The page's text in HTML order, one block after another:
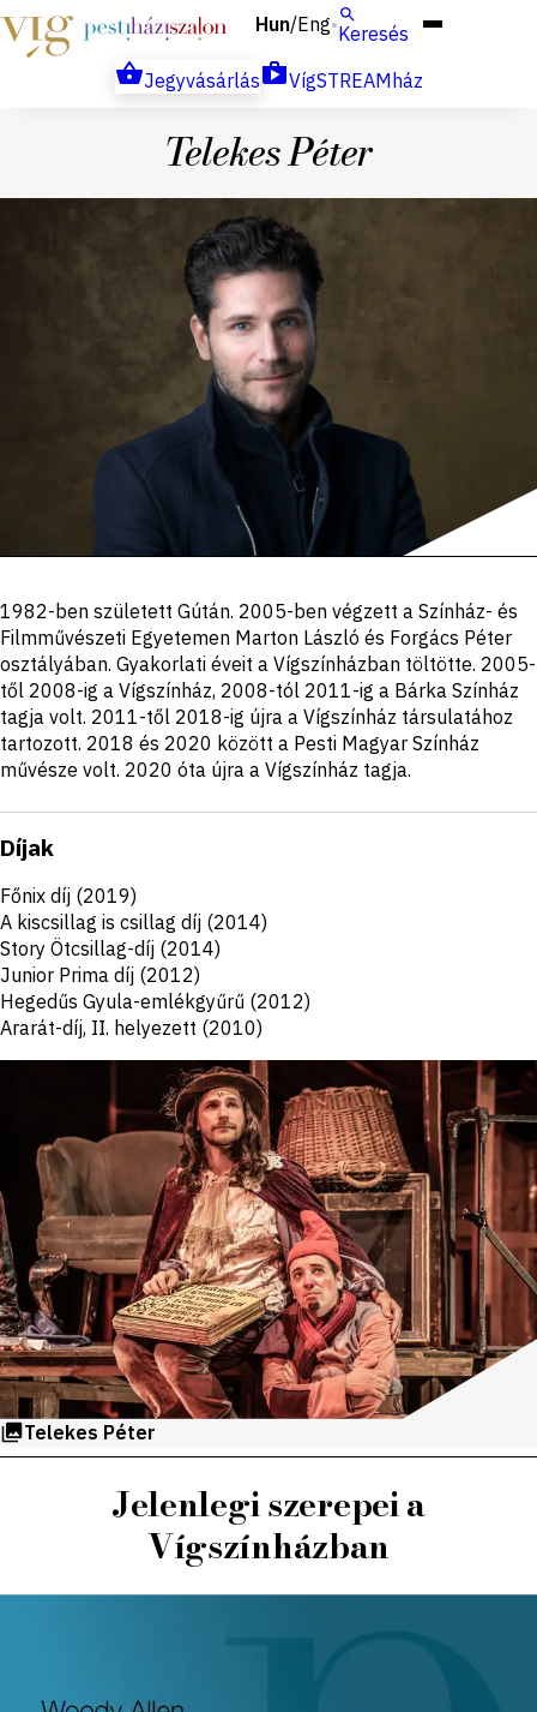
Hun/Eng Keresés
Jegyvásárlás
VígSTREAMház
Telekes Péter
Portré,
leírás
1982-ben született Gútán. 2005-ben végzett a Színház- és
Filmművészeti Egyetemen Marton László és Forgács Péter
osztályában. Gyakorlati éveit a Vígszínházban töltötte. 2005-
től 2008-ig a Vígszínház, 2008-tól 2011-ig a Bárka Színház
tagja volt. 2011-től 2018-ig újra a Vígszínház társulatához
tartozott. 2018 és 2020 között a Pesti Magyar Színház
művésze volt. 2020 óta újra a Vígszínház tagja.
Díjak
Főnix díj (2019)
A kiscsillag is csillag díj (2014)
Story Ötcsillag-díj (2014)
Junior Prima díj (2012)
Hegedűs Gyula-emlékgyűrű (2012)
Ararát-díj, II. helyezett (2010)
Telekes Péter
Jelenlegi szerepei a
Vígszínházban